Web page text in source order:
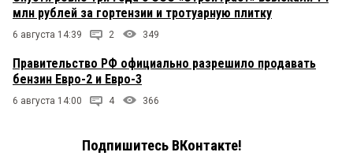
млн рублей за гортензии и тротуарную плитку
6 августа 14:39 2 349
Правительство РФ официально разрешило продавать
бензин Евро-2 и Евро-3
6 августа 14:00 4 366
Подпишитесь ВКонтакте!